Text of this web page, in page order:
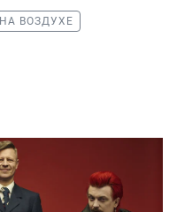
НА ВОЗДУХЕ